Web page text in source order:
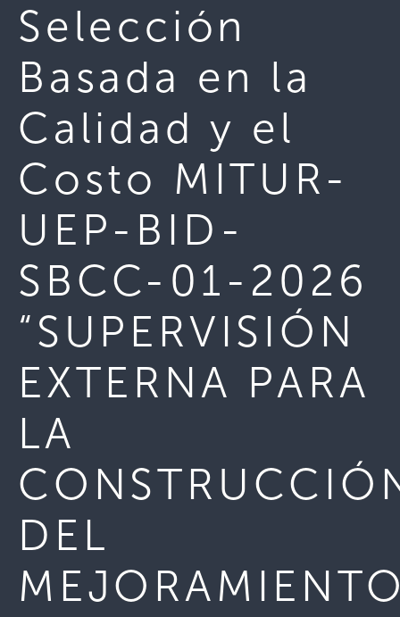
Selección
Basada en la
Calidad y el
Costo MITUR-
UEP-BID-
SBCC-01-2026
“SUPERVISIÓN
EXTERNA PARA
LA
DEL